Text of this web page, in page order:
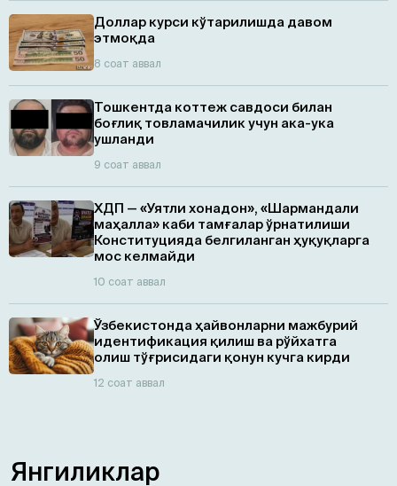
Доллар курси кўтарилишда давом
этмоқда
8 соат аввал
Тошкентда коттеж савдоси билан
боғлиқ товламачилик учун ака-ука
ушланди
9 соат аввал
ХДП — «Уятли хонадон», «Шармандали
маҳалла» каби тамғалар ўрнатилиши
Конституцияда белгиланган ҳуқуқларга
мос келмайди
10 соат аввал
Ўзбекистонда ҳайвонларни мажбурий
идентификация қилиш ва рўйхатга
олиш тўғрисидаги қонун кучга кирди
12 соат аввал
Янгиликлар